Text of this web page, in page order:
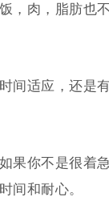
饭，肉，脂肪也
间适应，还是
果你不是很着
间和耐心。